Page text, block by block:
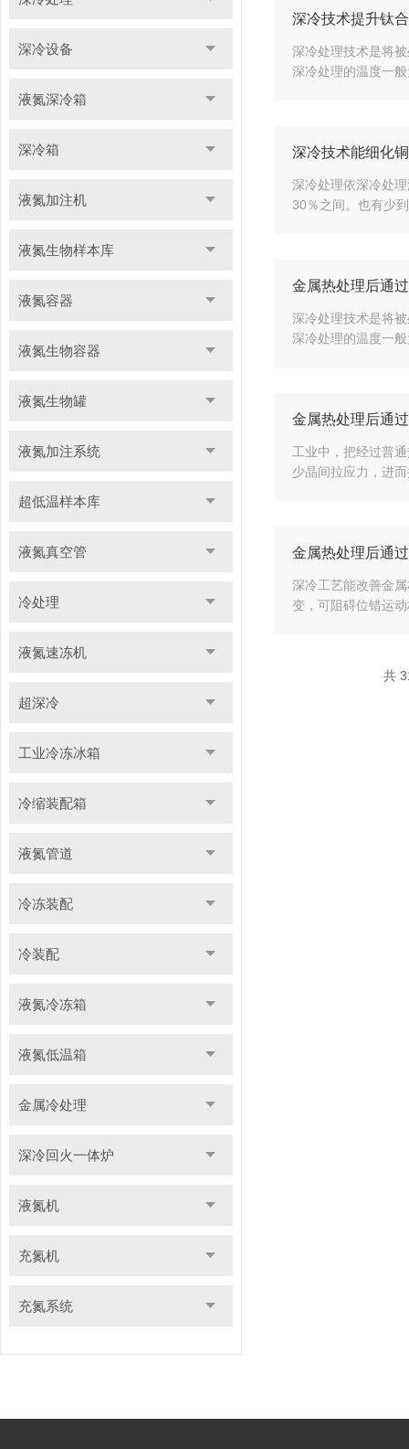
深冷设备
液氮深冷箱
深冷箱
液氮加注机
液氮生物样本库
液氮容器
液氮生物容器
液氮生物罐
液氮加注系统
超低温样本库
液氮真空管
冷处理
液氮速冻机
超深冷
工业冷冻冰箱
冷缩装配箱
液氮管道
冷冻装配
冷装配
液氮冷冻箱
液氮低温箱
金属冷处理
深冷回火一体炉
液氮机
充氮机
充氮系统
深冷技术提升钛
深冷处理技术是将
深冷处理的温度一
深冷技术能细化
深冷处理依深冷处
30％之间。也有少
金属热处理后通
深冷处理技术是将
深冷处理的温度一
金属热处理后通
工业中，把经过普
少晶间拉应力，进
金属热处理后通
深冷工艺能改善金
变，可阻碍位错运
共